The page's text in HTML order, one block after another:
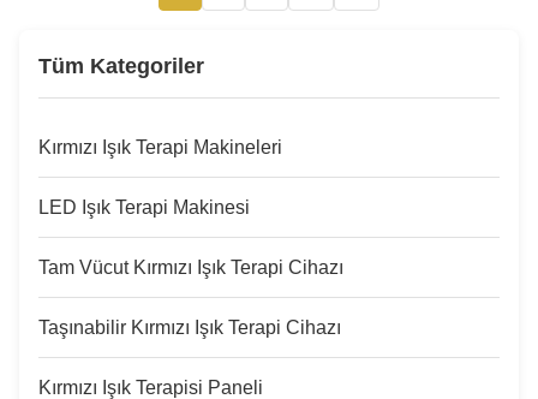
treatment that uses low-level
(LEDs) stimulate cellular
Tüm Kategoriler
Kırmızı Işık Terapi Makineleri
LED Işık Terapi Makinesi
Tam Vücut Kırmızı Işık Terapi Cihazı
Taşınabilir Kırmızı Işık Terapi Cihazı
Kırmızı Işık Terapisi Paneli